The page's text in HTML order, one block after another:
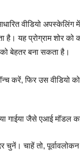
वीडियो अपस्केलिंग
है। यह प्रोग्राम शोर
बेहतर बना सकता है।
करें, फिर उस वीडियो
गाईया जैसे एआई मॉडल
चुनें। चाहें तो,